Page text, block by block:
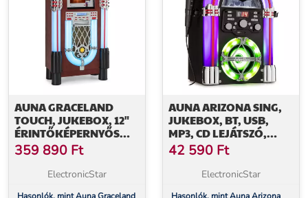
AUNA GRACELAND
TOUCH, JUKEBOX, 12"
ÉRINTŐKÉPERNYŐS
VEZÉRLŐPULT, WLAN,
CD, BT, FA MEGJELENÉS
359 890 Ft
ElectronicStar
AUNA ARIZONA SING,
JUKEBOX, BT, USB,
MP3, CD LEJÁTSZÓ,
VEZETÉKES MIKROFON
42 590 Ft
ElectronicStar